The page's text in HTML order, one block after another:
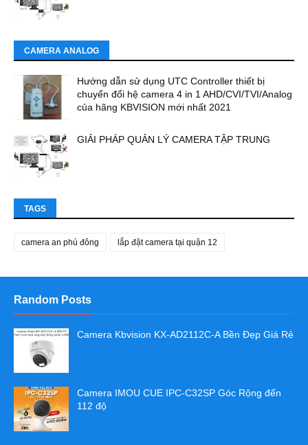
CAMERA ANALOG
Hướng dẫn sử dụng UTC Controller thiết bị
chuyển đổi hệ camera 4 in 1 AHD/CVI/TVI/Analog
của hãng KBVISION mới nhất 2021
GIẢI PHÁP QUẢN LÝ CAMERA TẬP TRUNG
TAGS
camera an phú đông lắp đặt camera tại quận 12
Random Posts
Camera Kbvision KX-AD2112C-A Bền Đẹp Giá Rẻ
Camera IMOU CUE IPC-C32SP Góc Rộng đến
112 độ